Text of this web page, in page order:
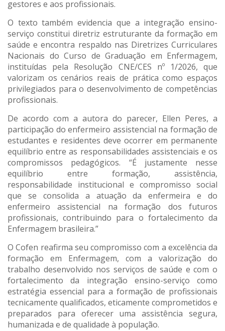
gestores e aos profissionais.
O texto também evidencia que a integração ensino-
serviço constitui diretriz estruturante da formação em
saúde e encontra respaldo nas Diretrizes Curriculares
Nacionais do Curso de Graduação em Enfermagem,
instituídas pela Resolução CNE/CES nº 1/2026, que
valorizam os cenários reais de prática como espaços
privilegiados para o desenvolvimento de competências
profissionais.
De acordo com a autora do parecer, Ellen Peres, a
participação do enfermeiro assistencial na formação de
estudantes e residentes deve ocorrer em permanente
equilíbrio entre as responsabilidades assistenciais e os
compromissos pedagógicos. “É justamente nesse
equilíbrio entre formação, assistência,
responsabilidade institucional e compromisso social
que se consolida a atuação da enfermeira e do
enfermeiro assistencial na formação dos futuros
profissionais, contribuindo para o fortalecimento da
Enfermagem brasileira.”
O Cofen reafirma seu compromisso com a excelência da
formação em Enfermagem, com a valorização do
trabalho desenvolvido nos serviços de saúde e com o
fortalecimento da integração ensino-serviço como
estratégia essencial para a formação de profissionais
tecnicamente qualificados, eticamente comprometidos e
preparados para oferecer uma assistência segura,
humanizada e de qualidade à população.